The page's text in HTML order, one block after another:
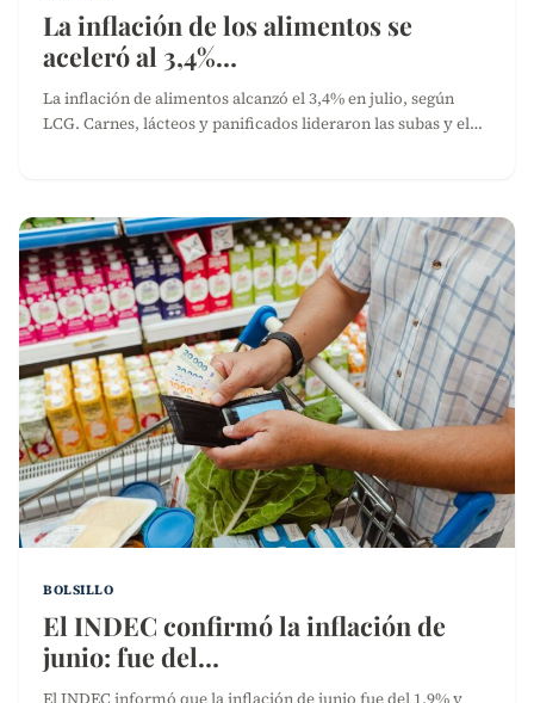
La inflación de los alimentos se
aceleró al 3,4%…
La inflación de alimentos alcanzó el 3,4% en julio, según
LCG. Carnes, lácteos y panificados lideraron las subas y el…
BOLSILLO
El INDEC confirmó la inflación de
junio: fue del…
El INDEC informó que la inflación de junio fue del 1,9% y